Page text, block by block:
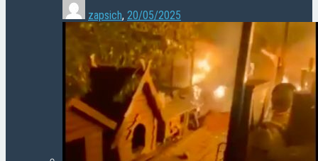
zapsich, 20/05/2025